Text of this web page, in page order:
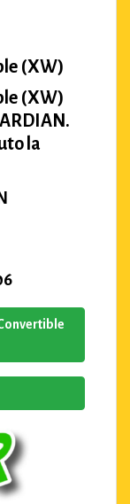
(XW)
(XW)
la